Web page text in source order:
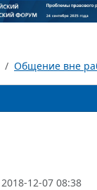
Общение вне
2018-12-07 08:38